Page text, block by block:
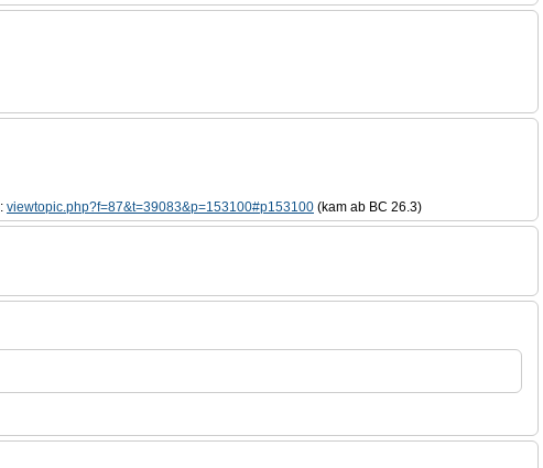
: viewtopic.php?f=87&t=39083&p=153100#p153100 (kam ab BC 26.3)